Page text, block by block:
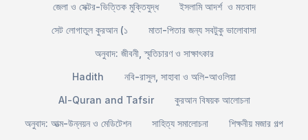
জেলা ও সেক্টর-ভিত্তিক মুক্তিযুদ্ধ
ইসলামি আদর্শ ও মতবাদ
সেট লোগাতুল কুরআন (১
মাতা-পিতার জন্য সবটুকু ভালোবাসা
অনুবাদ: জীবনী, স্মৃতিচারণ ও সাক্ষাৎকার
Hadith
নবি-রাসুল, সাহাবা ও অলি-আওলিয়া
Al-Quran and Tafsir
কুরআন বিষয়ক আলোচনা
অনুবাদ: আত্ম-উন্নয়ন ও মেডিটেশন
সাহিত্য সমালোচনা
শিক্ষনীয় মজার গল্প